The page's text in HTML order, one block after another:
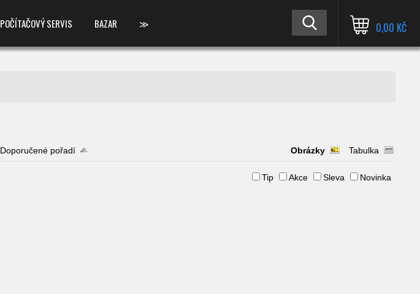
POČÍTAČOVÝ SERVIS BAZAR ≫ 0,00 KČ
Doporučené pořadí Obrázky Tabulka
Tip Akce Sleva Novinka